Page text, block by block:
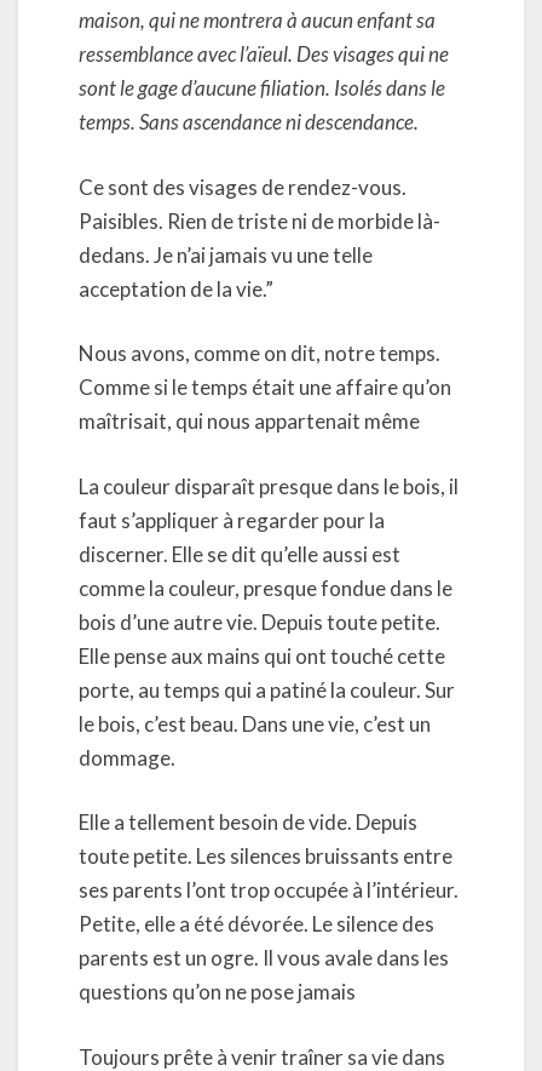
maison, qui ne montrera à aucun enfant sa
ressemblance avec l’aïeul. Des visages qui ne
sont le gage d’aucune filiation. Isolés dans le
temps. Sans ascendance ni descendance.
Ce sont des visages de rendez-vous.
Paisibles. Rien de triste ni de morbide là-
dedans. Je n’ai jamais vu une telle
acceptation de la vie.”
Nous avons, comme on dit, notre temps.
Comme si le temps était une affaire qu’on
maîtrisait, qui nous appartenait même
La couleur disparaît presque dans le bois, il
faut s’appliquer à regarder pour la
discerner. Elle se dit qu’elle aussi est
comme la couleur, presque fondue dans le
bois d’une autre vie. Depuis toute petite.
Elle pense aux mains qui ont touché cette
porte, au temps qui a patiné la couleur. Sur
le bois, c’est beau. Dans une vie, c’est un
dommage.
Elle a tellement besoin de vide. Depuis
toute petite. Les silences bruissants entre
ses parents l’ont trop occupée à l’intérieur.
Petite, elle a été dévorée. Le silence des
parents est un ogre. Il vous avale dans les
questions qu’on ne pose jamais
Toujours prête à venir traîner sa vie dans